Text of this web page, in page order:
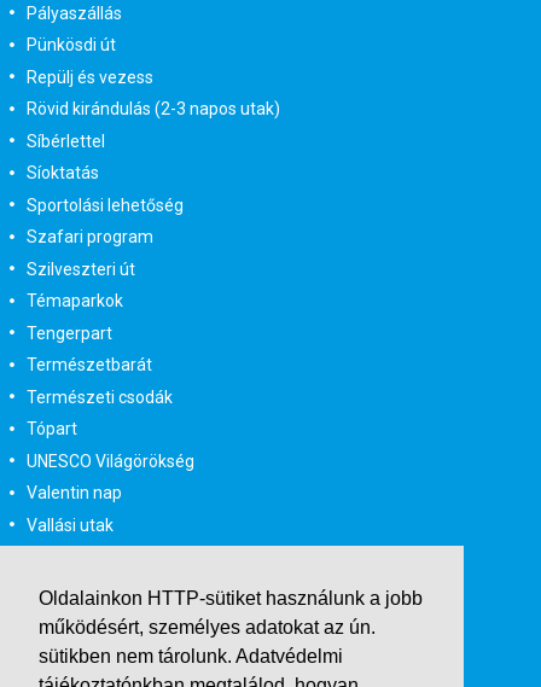
Oldalainkon HTTP-sütiket használunk a jobb
működésért, személyes adatokat az ún.
sütikben nem tárolunk. Adatvédelmi
Pályaszállás
Pünkösdi út
Repülj és vezess
Rövid kirándulás (2-3 napos utak)
Síbérlettel
Síoktatás
Sportolási lehetőség
Szafari program
Szilveszteri út
Témaparkok
Tengerpart
Természetbarát
Természeti csodák
Tópart
UNESCO Világörökség
Valentin nap
Vallási utak
Városlátogatás egyénileg
Velencei karnevál
Vidéki felszállással